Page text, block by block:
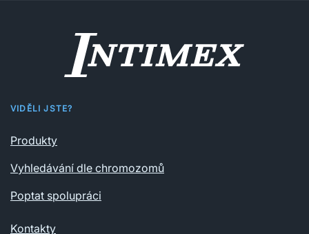
VIDĚLI JSTE?
Produkty
Vyhledávání dle chromozomů
Poptat spolupráci
Kontakty